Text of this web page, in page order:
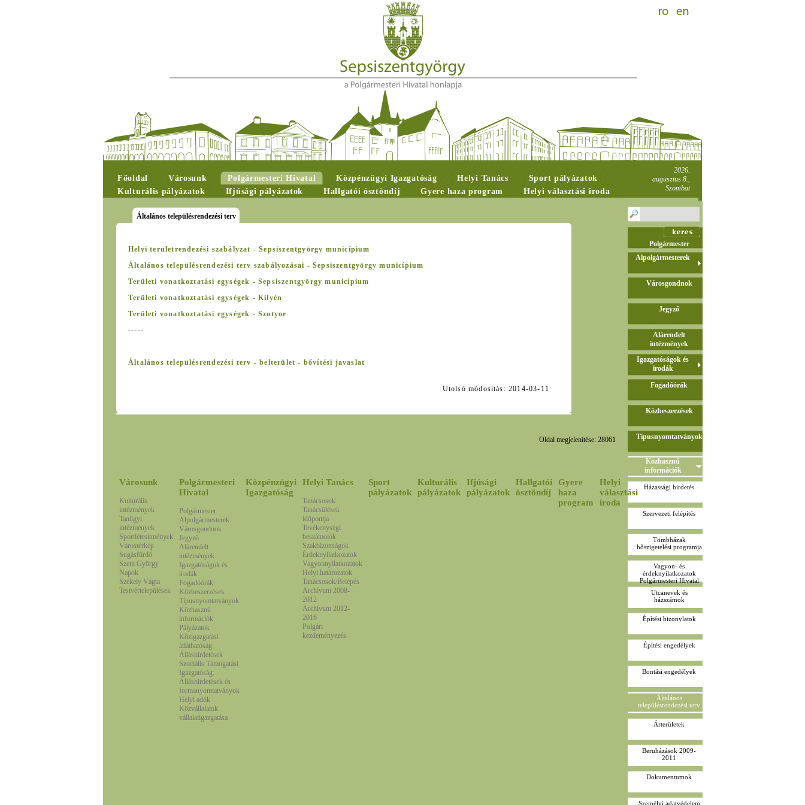
Főoldal Városunk Polgármesteri Hivatal Közpénzügyi Igazgatóság Helyi Tanács
Sport pályázatok
Kulturális pályázatok
Ifjúsági pályázatok Hallgatói ösztöndíj Gyere haza program Helyi választási iroda
2026.
augusztus 8.,
Szombat
Általános településrendezési terv
Helyi területrendezési szabályzat - Sepsiszentgyörgy municípium
Általános településrendezési terv szabályozásai - Sepsiszentgyörgy municípium
Területi vonatkoztatási egységek - Sepsiszentgyörgy municípium
Területi vonatkoztatási egységek - Kilyén
Területi vonatkoztatási egységek - Szotyor
-----
Általános településrendezési terv - belterület - bővítési javaslat
Utolsó módosítás: 2014-03-11
Oldal megjelenítése: 28061
Városunk
Kulturális
intézmények
Tanügyi
intézmények
Sportlétesítmények
Várostérkép
Sugásfürdő
Szent György
Napok
Székely Vágta
Testvértelepülések
Polgármesteri
Hivatal
Polgármester
Alpolgármesterek
Városgondnok
Jegyző
Alárendelt
intézmények
Igazgatóságok és
irodák
Fogadóórák
Közbeszerzések
Típusnyomtatványok
Közhasznú
információk
Pályázatok
Közigazgatási
átláthatóság
Álláshirdetések
Szociális Támogatási
Igazgatóság:
Álláshirdetések és
formanyomtatványok
Helyi adók
Közvállalatok
vállalatigazgatása
Közpénzügyi
Igazgatóság
Helyi Tanács
Tanácsosok
Tanácsülések
időpontja
Tevékenységi
beszámolók
Szakbizottságok
Érdeknyilatkozatok
Vagyonnyilatkozatok
Helyi határozatok
Tanácsosok/Belépés
Archívum 2008-
2012
Archívum 2012-
2016
Polgári
kezdeményezés
Sport
pályázatok
Kulturális
pályázatok
Ifjúsági
pályázatok
Hallgatói
ösztöndíj
Gyere
haza
program
Helyi
választási
iroda
Polgármester
Alpolgármesterek
Városgondnok
Jegyző
Alárendelt
intézmények
Igazgatóságok és
irodák
Fogadóórák
Közbeszerzések
Típusnyomtatványok
Közhasznú
információk
Házassági hirdetés
Szervezeti felépítés
Tömbházak
hőszigetelési programja
Vagyon- és
érdeknyilatkozatok
Polgármesteri Hivatal
Utcanevek és
házszámok
Építési bizonylatok
Építési engedélyek
Bontási engedélyek
Általános
településrendezési terv
Árterületek
Beruházások 2009-
2011
Dokumentumok
Személyi adatvédelem